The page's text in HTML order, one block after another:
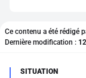
Ce contenu a été rédigé
Dernière modification :